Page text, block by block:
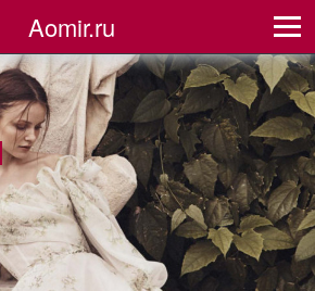
Aomir.ru